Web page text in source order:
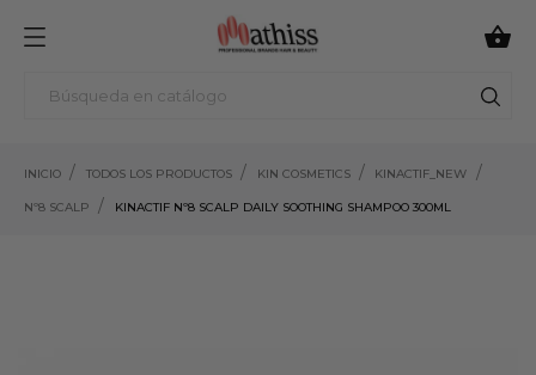

INICIO TODOS LOS PRODUCTOS KIN COSMETICS KINACTIF_NEW
Nº8 SCALP KINACTIF Nº8 SCALP DAILY SOOTHING SHAMPOO 300ML